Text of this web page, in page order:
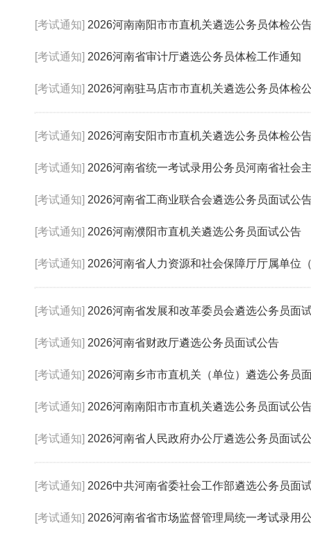
[考试通知] 2026河南南阳市市直机关遴选公务员体检公
[考试通知] 2026河南省审计厅遴选公务员体检工作通知
[考试通知] 2026河南驻马店市市直机关遴选公务员体检
[考试通知] 2026河南安阳市市直机关遴选公务员体检公
[考试通知] 2026河南省统一考试录用公务员河南省社会主
[考试通知] 2026河南省工商业联合会遴选公务员面试公
[考试通知] 2026河南濮阳市直机关遴选公务员面试公告
[考试通知] 2026河南省人力资源和社会保障厅厅属单位（河
[考试通知] 2026河南省发展和改革委员会遴选公务员面
[考试通知] 2026河南省财政厅遴选公务员面试公告
[考试通知] 2026河南乡市市直机关（单位）遴选公务员
[考试通知] 2026河南南阳市市直机关遴选公务员面试公
[考试通知] 2026河南省人民政府办公厅遴选公务员面试
[考试通知] 2026中共河南省委社会工作部遴选公务员面
[考试通知] 2026河南省省市场监督管理局统一考试录用公务